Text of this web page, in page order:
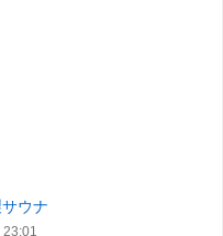
ウナ
23:01